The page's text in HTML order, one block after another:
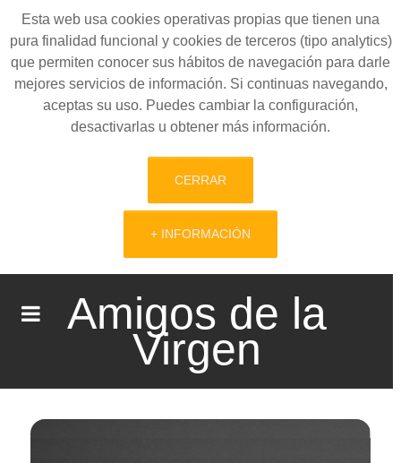
Esta web usa cookies operativas propias que tienen una
pura finalidad funcional y cookies de terceros (tipo analytics)
que permiten conocer sus hábitos de navegación para darle
mejores servicios de información. Si continuas navegando,
aceptas su uso. Puedes cambiar la configuración,
desactivarlas u obtener más información.
CERRAR
+ INFORMACIÓN
Amigos de la
Virgen